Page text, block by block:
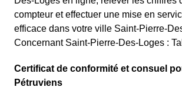
compteur et effectuer une mise en
efficace dans votre ville Saint-Pierre-
Concernant Saint-Pierre-Des-Loges :
Certificat de conformité et consuel
Pétruviens